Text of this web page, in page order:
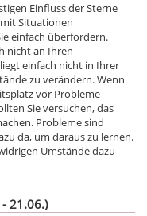
Einfluss der Sterne
Situationen
einfach überfordern.
nicht an Ihren
einfach nicht in Ihrer
zu verändern. Wenn
vor Probleme
Sie versuchen, das
Probleme sind
da, um daraus zu lernen.
Umstände dazu
21.06.)